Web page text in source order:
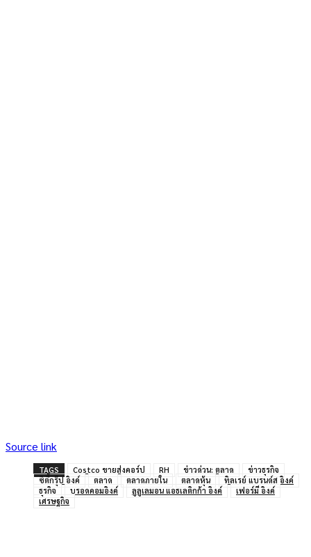
Source link
TAGS Costco ขายส่งคอร์ป RH ข่าวด่วน: ตลาด
ข่าวธุรกิจ
ซิตี้กรุ๊ป อิงค์
ตลาด ตลาดภายใน ตลาดหุ้น
ทิลเรย์ แบรนด์ส อิงค์
ธุรกิจ
บรอดคอมอิงค์ ลูลูเลมอน แอธเลติกก้า อิงค์
เฟอร์มี อิงค์
เศรษฐกิจ